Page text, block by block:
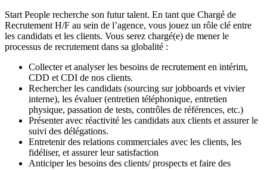
Start People recherche son futur talent. En tant que Chargé de
Recrutement H/F au sein de l’agence, vous jouez un rôle clé entre
les candidats et les clients. Vous serez chargé(e) de mener le
processus de recrutement dans sa globalité :
Collecter et analyser les besoins de recrutement en intérim,
CDD et CDI de nos clients.
Rechercher les candidats (sourcing sur jobboards et vivier
interne), les évaluer (entretien téléphonique, entretien
physique, passation de tests, contrôles de références, etc.)
Présenter avec réactivité les candidats aux clients et assurer le
suivi des délégations.
Entretenir des relations commerciales avec les clients, les
fidéliser, et assurer leur satisfaction
Anticiper les besoins des clients/ prospects et faire des